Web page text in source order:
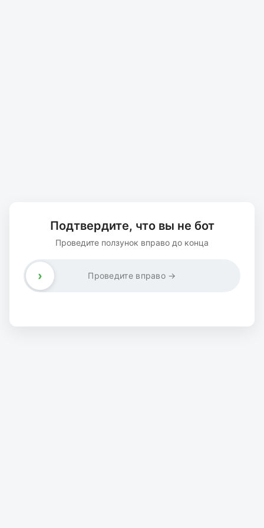
Подтвердите, что вы не бот
Проведите ползунок вправо до конца
Проведите вправо →
›